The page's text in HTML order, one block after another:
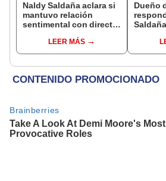
Naldy Saldaña aclara si
mantuvo relación
sentimental con director
denunciarlo por
tocamientos: “Me
LEER MÁS
Dueño
me